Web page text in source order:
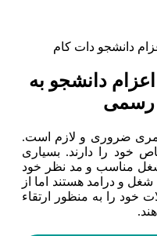
دانشجو به
رسمی
ضروری و لازم است.
خود را دارند. بسیاری
شغل مناسب و مد نظر خود
و درامد هستند اما از
خود را به منظور ارتقاء